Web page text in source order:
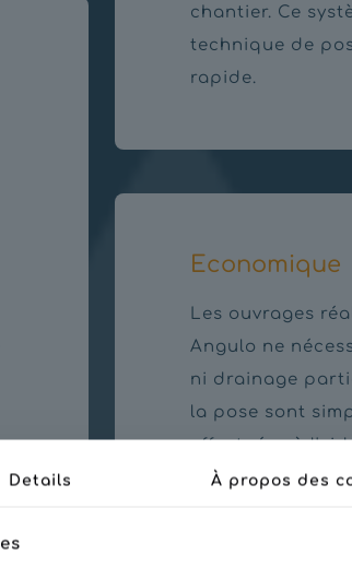
chantier. Ce
technique de
rapide.
Economique
Les ouvrages
Angulo ne
ni drainage
la pose sont
effectuées à
(pelle
Details À propos des